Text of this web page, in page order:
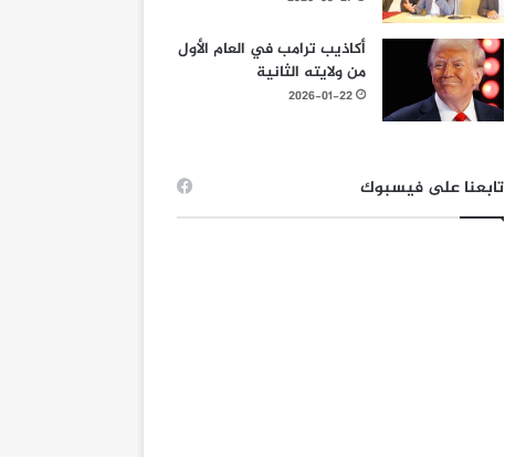
أكاذيب ترامب في العام الأول
من ولايته الثانية
2026-01-22
تابعنا على فيسبوك